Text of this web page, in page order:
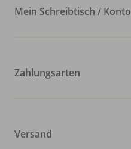
Mein Schreibtisch / Konto
Zahlungsarten
Versand